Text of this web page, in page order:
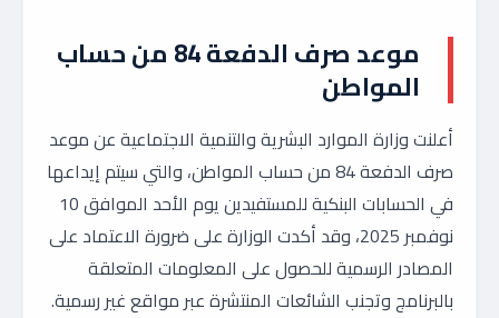
موعد صرف الدفعة 84 من حساب
المواطن
أعلنت وزارة الموارد البشرية والتنمية الاجتماعية عن موعد
صرف الدفعة 84 من حساب المواطن، والتي سيتم إيداعها
في الحسابات البنكية للمستفيدين يوم الأحد الموافق 10
نوفمبر 2025، وقد أكدت الوزارة على ضرورة الاعتماد على
المصادر الرسمية للحصول على المعلومات المتعلقة
بالبرنامج وتجنب الشائعات المنتشرة عبر مواقع غير رسمية.